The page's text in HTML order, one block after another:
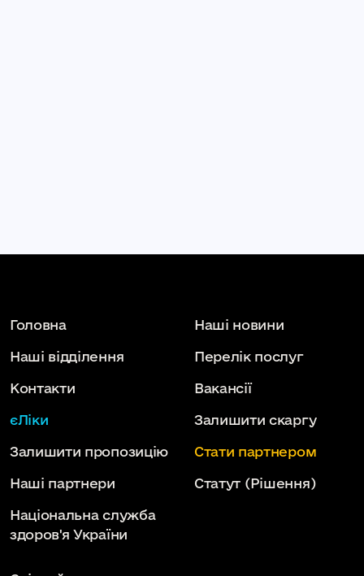
Головна Наші новини
Наші відділення Перелік послуг
Контакти Вакансії
єЛіки Залишити скаргу
Залишити пропозицію Стати партнером
Наші партнери Статут (Рішення)
Національна служба
здоров'я України